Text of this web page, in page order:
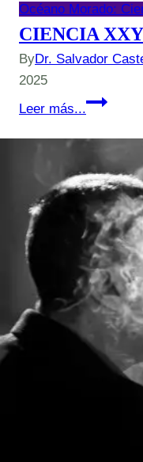
Océano Morado:
CIENCIA
ByDr. Salvador
2025
Leer más...
CIENCIA
Cannabis